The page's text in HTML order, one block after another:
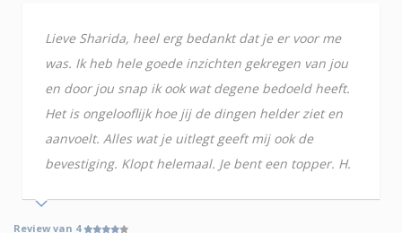
Lieve Sharida, heel erg bedankt dat je er voor me
was. Ik heb hele goede inzichten gekregen van jou
en door jou snap ik ook wat degene bedoeld heeft.
Het is ongelooflijk hoe jij de dingen helder ziet en
aanvoelt. Alles wat je uitlegt geeft mij ook de
bevestiging. Klopt helemaal. Je bent een topper. H.
Review van 4